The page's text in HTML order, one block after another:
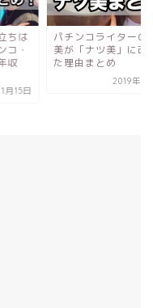
ちは
コ・
収
月15日
パチンコライターの
美が「ナツ美」に改
た理由まとめ
2019年7